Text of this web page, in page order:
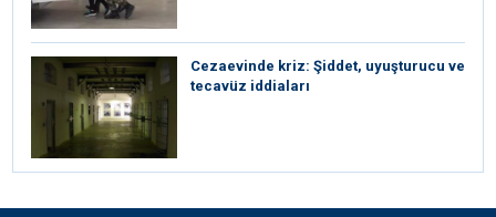
Cezaevinde kriz: Şiddet, uyuşturucu ve
tecavüz iddiaları